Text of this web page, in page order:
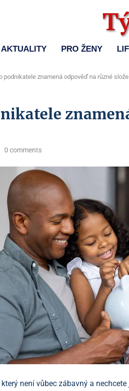
AKTUALITY PRO ŽENY
podnikatele znamená odpověď na různé
0 comments
není vůbec zábavný a